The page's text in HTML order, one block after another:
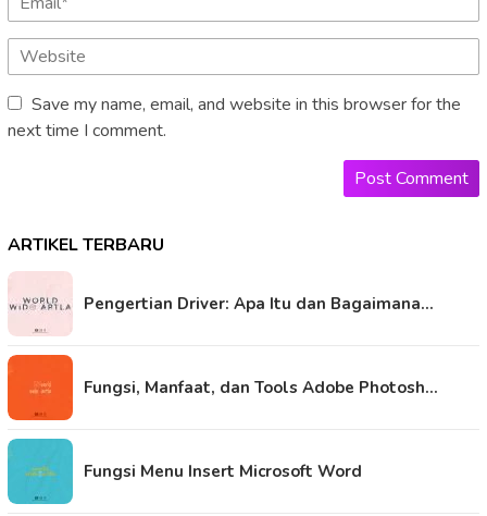
Save my name, email, and website in this browser for the
next time I comment.
ARTIKEL TERBARU
Pengertian Driver: Apa Itu dan Bagaimana…
Fungsi, Manfaat, dan Tools Adobe Photosh…
Fungsi Menu Insert Microsoft Word